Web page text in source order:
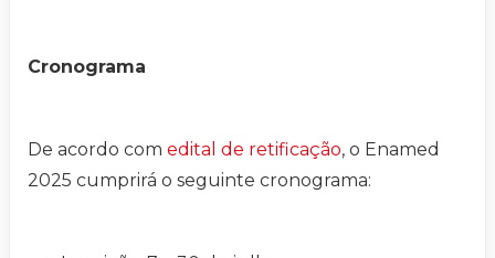
Cronograma
De acordo com edital de retificação, o Enamed
2025 cumprirá o seguinte cronograma: